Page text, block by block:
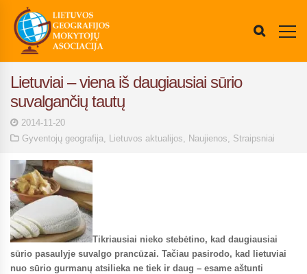
Lietuviai – viena iš daugiausiai sūrio
suvalgančių tautų
2014-11-20
Gyventojų geografija, Lietuvos aktualijos, Naujienos, Straipsniai
Tikriausiai nieko stebėtino, kad daugiausiai
sūrio pasaulyje suvalgo prancūzai. Tačiau pasirodo, kad lietuviai
nuo sūrio gurmanų atsilieka ne tiek ir daug – esame aštunti